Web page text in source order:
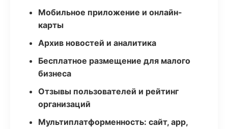
Мобильное приложение и онлайн-
карты
Архив новостей и аналитика
Бесплатное размещение для малого
бизнеса
Отзывы пользователей и рейтинг
организаций
Мультиплатформенность: сайт, app,